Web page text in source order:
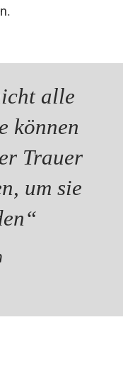
alle
können
Trauer
um sie